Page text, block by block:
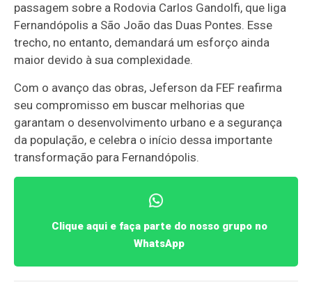
passagem sobre a Rodovia Carlos Gandolfi, que liga
Fernandópolis a São João das Duas Pontes. Esse
trecho, no entanto, demandará um esforço ainda
maior devido à sua complexidade.
Com o avanço das obras, Jeferson da FEF reafirma
seu compromisso em buscar melhorias que
garantam o desenvolvimento urbano e a segurança
da população, e celebra o início dessa importante
transformação para Fernandópolis.
Clique aqui e faça parte do nosso grupo no
WhatsApp